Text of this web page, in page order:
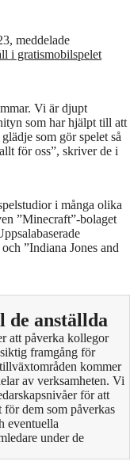
meddelade
i gratismobilspelet
Vi är djupt
som har hjälpt till att
som gör spelet så
för oss”, skriver de i
i många olika
”Minecraft”-bolaget
”Indiana Jones and
de anställda
att påverka kollegor
framgång för
kommer
av verksamheten. Vi
för att
dem som påverkas
eventuella
under de
"Vill